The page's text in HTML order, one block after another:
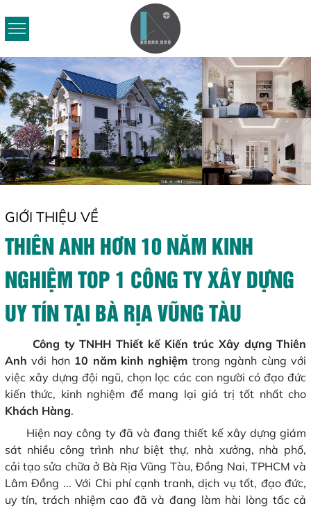
GIỚI THIỆU VỀ
THIÊN ANH HƠN 10 NĂM KINH
NGHIỆM TOP 1 CÔNG TY XÂY DỰNG
UY TÍN TẠI BÀ RỊA VŨNG TÀU
Công ty TNHH Thiết kế Kiến trúc Xây dựng Thiên
Anh với hơn 10 năm kinh nghiệm trong ngành cùng với
việc xây dựng đội ngũ, chọn lọc các con người có đạo đức
kiến thức, kinh nghiệm để mang lại giá trị tốt nhất cho
Khách Hàng.
Hiện nay công ty đã và đang thiết kế xây dựng giám
sát nhiều công trình như biệt thự, nhà xưởng, nhà phố,
cải tạo sửa chữa ở Bà Rịa Vũng Tàu, Đồng Nai, TPHCM và
Lâm Đồng ... Với Chi phí cạnh tranh, dịch vụ tốt, đạo đức,
uy tín, trách nhiệm cao đã và đang làm hài lòng tấc cả